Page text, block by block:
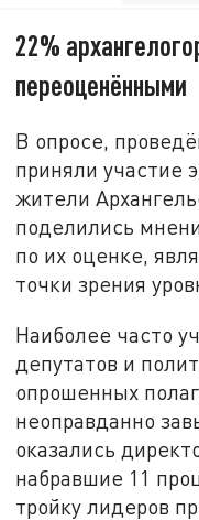
22%
переоценёнными
В опросе,
приняли участие
жители
поделились
по их оценке,
точки зрения
Наиболее часто
депутатов и
опрошенных
неоправданно
оказались
набравшие 11
тройку лидеров